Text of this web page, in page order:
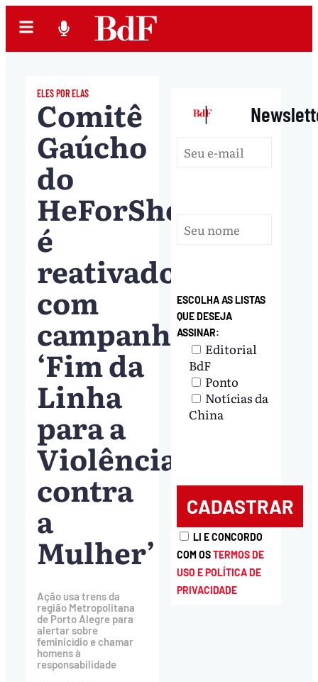
ELES POR ELAS
Comitê
Gaúcho
do
HeForShe
é
reativado
com
campanha
‘Fim da
Linha
para a
Violência
contra
a
Mulher’
Ação usa trens da
região Metropolitana
de Porto Alegre para
alertar sobre
feminicídio e chamar
homens à
responsabilidade
|
ESCOLHA AS LISTAS
QUE DESEJA
ASSINAR:
Editorial
BdF
Ponto
Notícias da
China
LI E CONCORDO
COM OSTERMOS DE
USO E POLÍTICA DE
PRIVACIDADE